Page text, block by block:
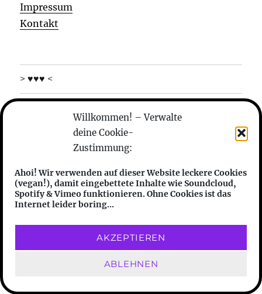
Willkommen! – Verwalte
deine Cookie-
Zustimmung:
Ahoi! Wir verwenden auf dieser Website leckere Cookies
(vegan!), damit eingebettete Inhalte wie Soundcloud,
Spotify & Vimeo funktionieren. Ohne Cookies ist das
Internet leider boring...
AKZEPTIEREN
ABLEHNEN
Impressum
Kontakt
> ♥♥♥ <
wer sind die
features
friends
Datenschutzerklärung